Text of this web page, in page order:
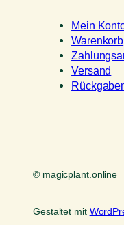
Mein
Warenkorb
Versand
© magicplant.online
Gestaltet mit